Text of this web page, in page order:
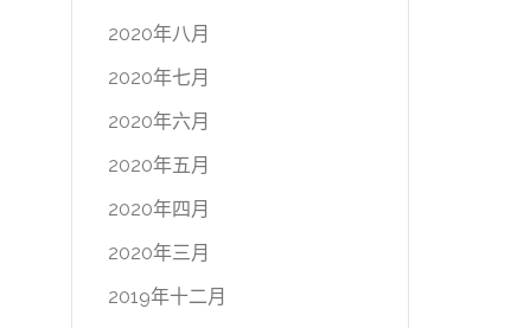
2020年八月
2020年七月
2020年六月
2020年五月
2020年四月
2020年三月
2019年十二月